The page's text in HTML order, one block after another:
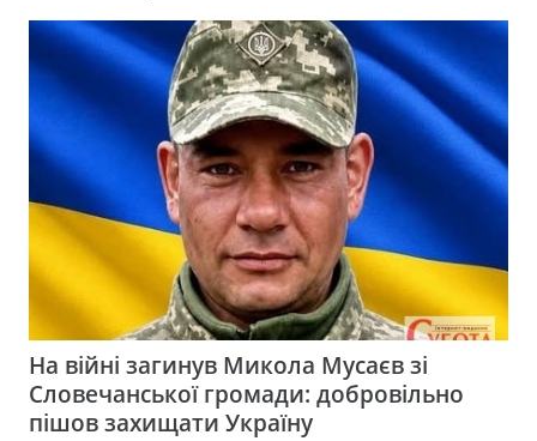
На війні загинув Микола Мусаєв зі
Словечанської громади: добровільно
пішов захищати Україну